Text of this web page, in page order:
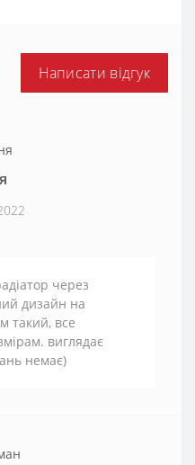
Написати відгук
через
дизайн на
такий, все
виглядає
немає)